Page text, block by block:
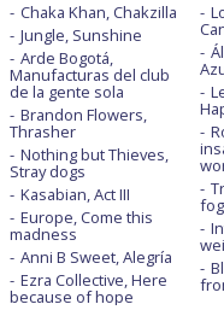
Chaka Khan, Chakzilla
Jungle, Sunshine
Arde Bogotá,
Manufacturas del club
de la gente sola
Brandon Flowers,
Thrasher
Nothing but Thieves,
Stray dogs
Kasabian, Act III
Europe, Come this
madness
Anni B Sweet, Alegría
Ezra Collective, Here
because of hope
fog